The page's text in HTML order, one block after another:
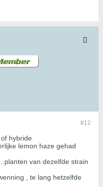
#12
hybride
lemon haze gehad
van dezelfde strain
, te lang hetzelfde